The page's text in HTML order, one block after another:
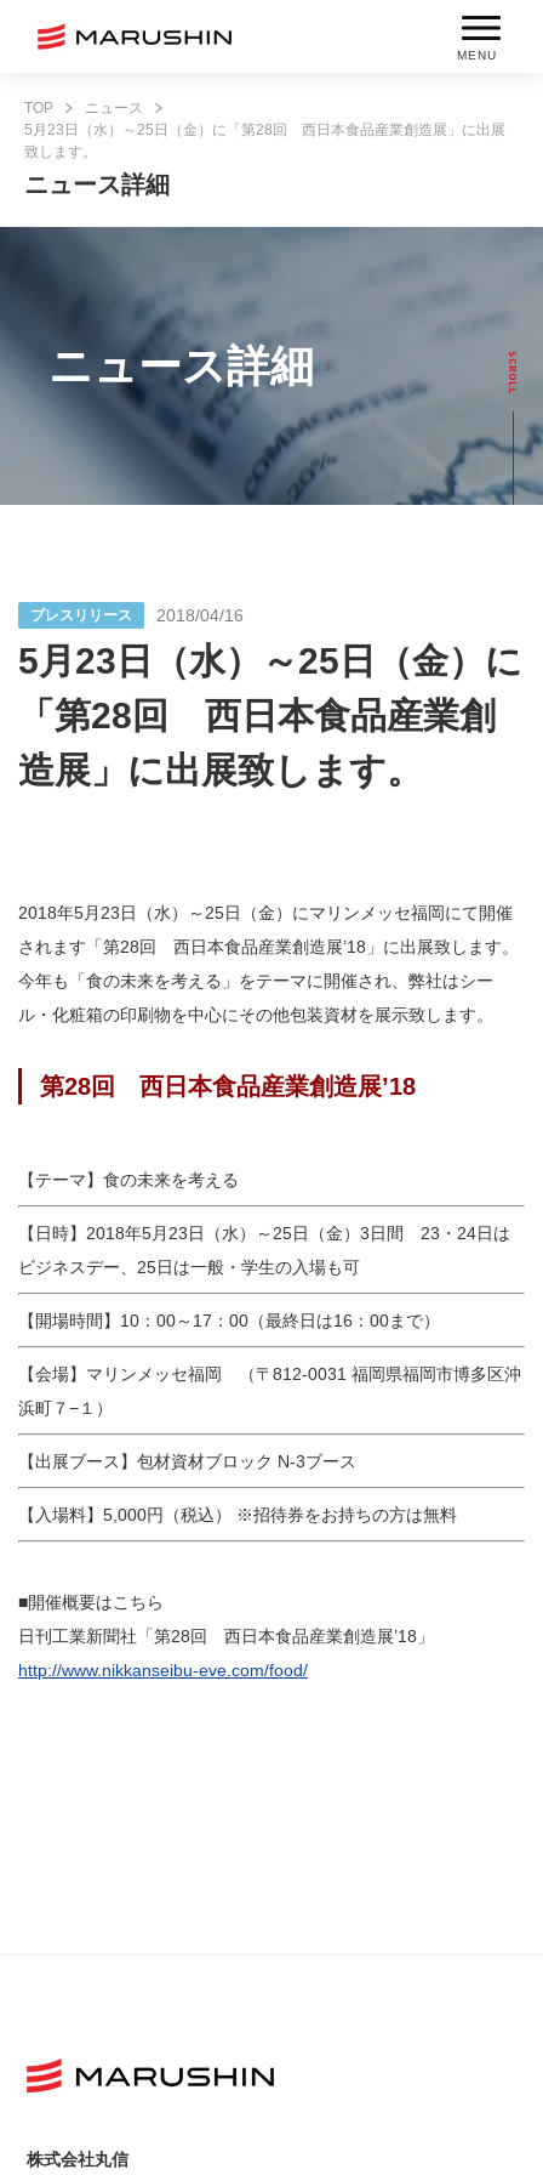
MENU
TOP
ニュース
5月23日（水）～25日（金）に「第28回 西日本食品産業創造展」に出展
致します。
ニュース詳細
ニュース詳細
プレスリリース 2018/04/16
5月23日（水）～25日（金）に
「第28回 西日本食品産業創
造展」に出展致します。
2018年5月23日（水）～25日（金）にマリンメッセ福岡にて開催
されます「第28回 西日本食品産業創造展’18」に出展致します。
今年も「食の未来を考える」をテーマに開催され、弊社はシー
ル・化粧箱の印刷物を中心にその他包装資材を展示致します。
第28回 西日本食品産業創造展’18
【テーマ】食の未来を考える
【日時】2018年5月23日（水）～25日（金）3日間 23・24日は
ビジネスデー、25日は一般・学生の入場も可
【開場時間】10：00～17：00（最終日は16：00まで）
【会場】マリンメッセ福岡 （〒812-0031 福岡県福岡市博多区沖
浜町７−１）
【出展ブース】包材資材ブロック N-3ブース
【入場料】5,000円（税込） ※招待券をお持ちの方は無料
■開催概要はこちら
日刊工業新聞社「第28回 西日本食品産業創造展’18」
http://www.nikkanseibu-eve.com/food/
株式会社丸信